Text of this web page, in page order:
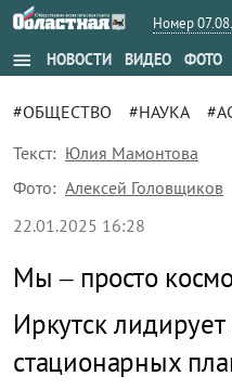
Номер
menu НОВОСТИ ВИДЕО ФОТО
#ОБЩЕСТВО #НАУКА
Текст: Юлия Мамонтова
Фото: Алексей Головщиков
22.01.2025 16:28
Мы – просто
Иркутск
стационарных